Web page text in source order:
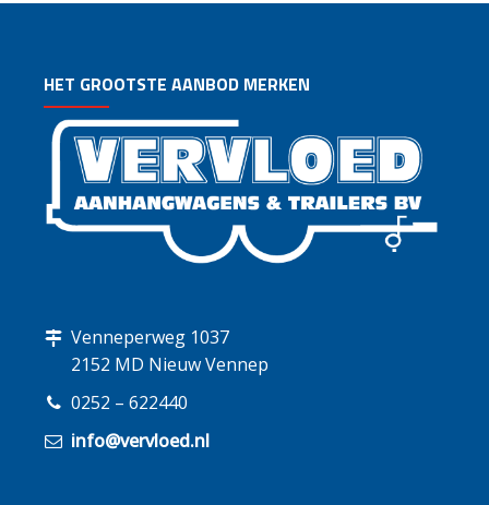
HET GROOTSTE AANBOD MERKEN
Venneperweg 1037
2152 MD Nieuw Vennep
0252 – 622440
info@vervloed.nl